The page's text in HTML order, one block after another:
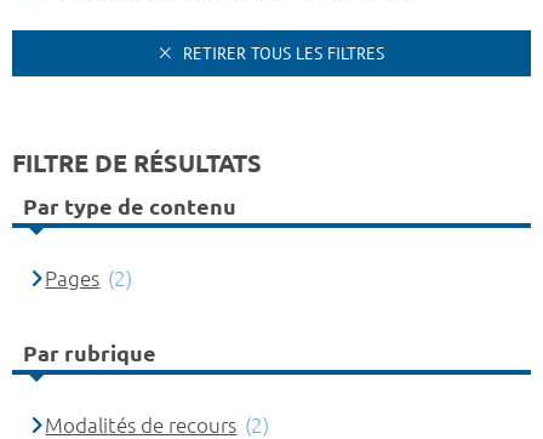
RETIRER TOUS LES FILTRES
FILTRE DE RÉSULTATS
Par type de contenu
Pages (2)
Par rubrique
Modalités de recours (2)